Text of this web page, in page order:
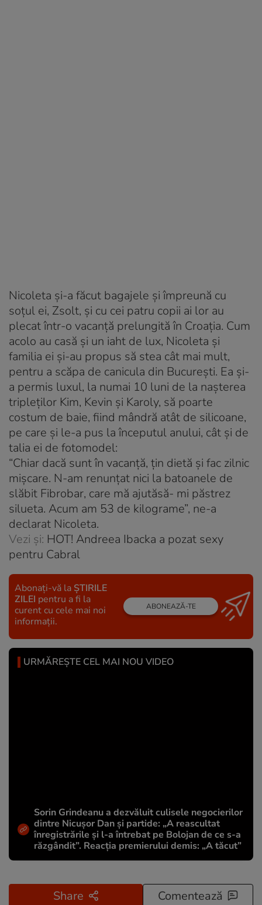
Nicoleta şi-a făcut bagajele şi împreună cu
soţul ei, Zsolt, şi cu cei patru copii ai lor au
plecat într-o vacanţă prelungită în Croaţia. Cum
acolo au casă şi un iaht de lux, Nicoleta şi
familia ei şi-au propus să stea cât mai mult,
pentru a scăpa de canicula din Bucureşti. Ea şi-
a permis luxul, la numai 10 luni de la naşterea
tripleţilor Kim, Kevin şi Karoly, să poarte
costum de baie, fiind mândră atât de silicoane,
pe care şi le-a pus la începutul anului, cât şi de
talia ei de fotomodel:
“Chiar dacă sunt în vacanţă, ţin dietă şi fac zilnic
mişcare. N-am renunţat nici la batoanele de
slăbit Fibrobar, care mă ajutăsă- mi păstrez
silueta. Acum am 53 de kilograme”, ne-a
declarat Nicoleta.
Vezi și: HOT! Andreea Ibacka a pozat sexy
pentru Cabral
Abonați-vă la ȘTIRILE
ZILEI pentru a fi la
curent cu cele mai noi
informații.
ABONEAZĂ-TE
URMĂREȘTE CEL MAI NOU VIDEO
Sorin Grindeanu a dezvăluit culisele negocierilor
dintre Nicușor Dan și partide: „A reascultat
înregistrările și l-a întrebat pe Bolojan de ce s-a
răzgândit”. Reacția premierului demis: „A tăcut”
Share Comentează